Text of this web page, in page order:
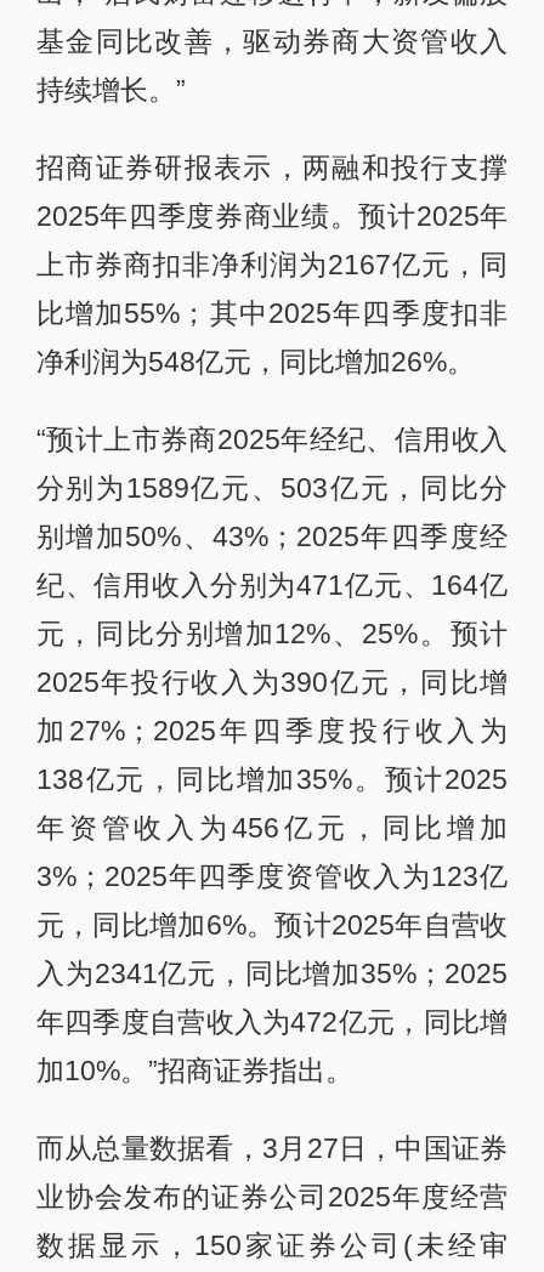
基金同比改善，驱动券商大资管收入
持续增长。”
招商证券研报表示，两融和投行支撑
2025年四季度券商业绩。预计2025年
上市券商扣非净利润为2167亿元，同
比增加55%；其中2025年四季度扣非
净利润为548亿元，同比增加26%。
“预计上市券商2025年经纪、信用收入
分别为1589亿元、503亿元，同比分
别增加50%、43%；2025年四季度经
纪、信用收入分别为471亿元、164亿
元，同比分别增加12%、25%。预计
2025年投行收入为390亿元，同比增
加27%；2025年四季度投行收入为
138亿元，同比增加35%。预计2025
年资管收入为456亿元，同比增加
3%；2025年四季度资管收入为123亿
元，同比增加6%。预计2025年自营收
入为2341亿元，同比增加35%；2025
年四季度自营收入为472亿元，同比增
加10%。”招商证券指出。
而从总量数据看，3月27日，中国证券
业协会发布的证券公司2025年度经营
数据显示，150家证券公司(未经审